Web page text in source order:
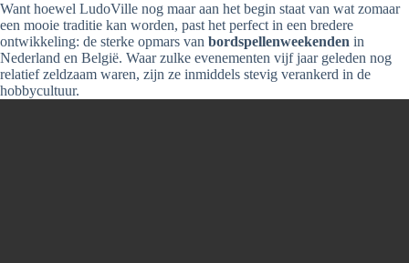
Want hoewel LudoVille nog maar aan het begin staat van wat zomaar
een mooie traditie kan worden, past het perfect in een bredere
ontwikkeling: de sterke opmars van bordspellenweekenden in
Nederland en België. Waar zulke evenementen vijf jaar geleden nog
relatief zeldzaam waren, zijn ze inmiddels stevig verankerd in de
hobbycultuur.